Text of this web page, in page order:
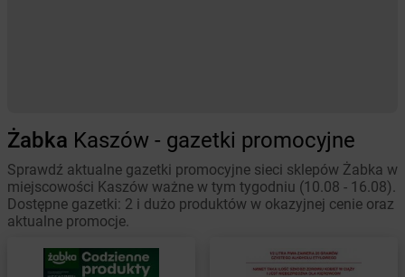
Żabka Kaszów - gazetki promocyjne
Sprawdź aktualne gazetki promocyjne sieci sklepów Żabka w
miejscowości Kaszów ważne w tym tygodniu (10.08 - 16.08).
Dostępne gazetki: 2 i dużo produktów w okazyjnej cenie oraz
aktualne promocje.